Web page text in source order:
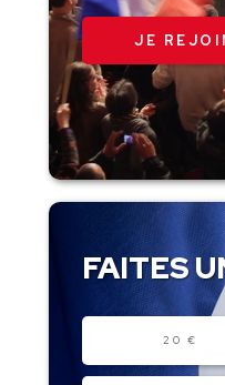
JE
FAITES
20 €